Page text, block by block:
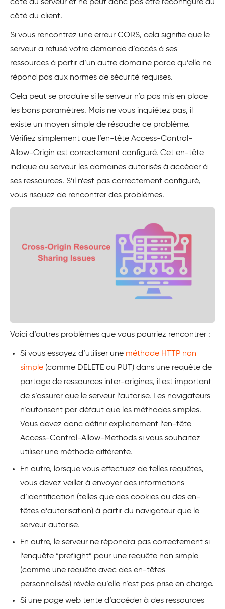
côté du serveur et ne peut donc pas être reconfiguré du
côté du client.
Si vous rencontrez une erreur CORS, cela signifie que le
serveur a refusé votre demande d’accès à ses
ressources à partir d’un autre domaine parce qu’elle ne
répond pas aux normes de sécurité requises.
Cela peut se produire si le serveur n’a pas mis en place
les bons paramètres. Mais ne vous inquiétez pas, il
existe un moyen simple de résoudre ce problème.
Vérifiez simplement que l’en-tête Access-Control-
Allow-Origin est correctement configuré. Cet en-tête
indique au serveur les domaines autorisés à accéder à
ses ressources. S’il n’est pas correctement configuré,
vous risquez de rencontrer des problèmes.
Voici d’autres problèmes que vous pourriez rencontrer :
Si vous essayez d’utiliser une méthode HTTP non
simple (comme DELETE ou PUT) dans une requête de
partage de ressources inter-origines, il est important
de s’assurer que le serveur l’autorise. Les navigateurs
n’autorisent par défaut que les méthodes simples.
Vous devez donc définir explicitement l’en-tête
Access-Control-Allow-Methods si vous souhaitez
utiliser une méthode différente.
En outre, lorsque vous effectuez de telles requêtes,
vous devez veiller à envoyer des informations
d’identification (telles que des cookies ou des en-
têtes d’autorisation) à partir du navigateur que le
serveur autorise.
En outre, le serveur ne répondra pas correctement si
l’enquête “preflight” pour une requête non simple
(comme une requête avec des en-têtes
personnalisés) révèle qu’elle n’est pas prise en charge.
Si une page web tente d’accéder à des ressources